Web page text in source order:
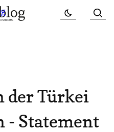
der Türkei
- Statement